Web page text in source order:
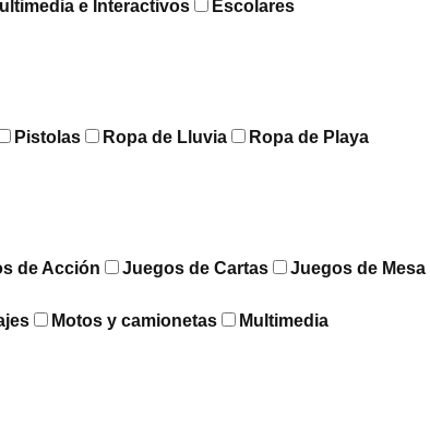
e Interactivos
Escolares
Pistolas Ropa de Lluvia
Ropa de Playa
de Acción Juegos de Cartas Juegos de Mesa
Motos y camionetas
Multimedia